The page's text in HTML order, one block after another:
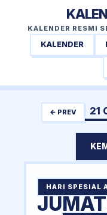
KALENDER RESMI
KALENDER
← PREV 21
HARI SPESIAL